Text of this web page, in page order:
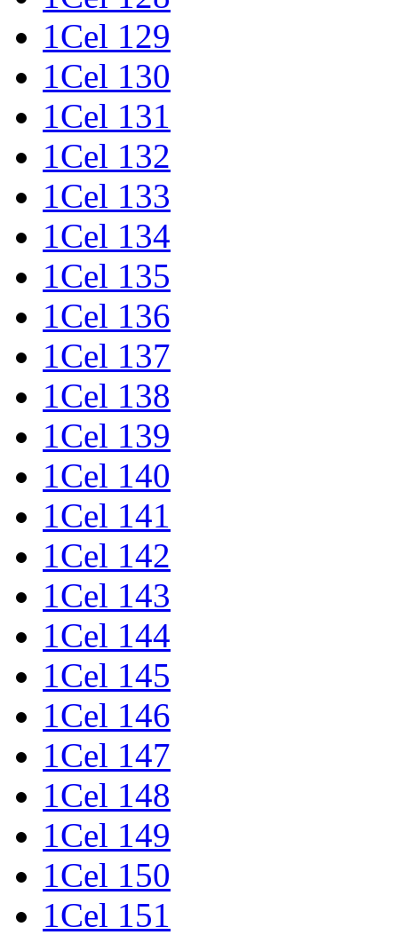
1Cel 129
1Cel 130
1Cel 131
1Cel 132
1Cel 133
1Cel 134
1Cel 135
1Cel 136
1Cel 137
1Cel 138
1Cel 139
1Cel 140
1Cel 141
1Cel 142
1Cel 143
1Cel 144
1Cel 145
1Cel 146
1Cel 147
1Cel 148
1Cel 149
1Cel 150
1Cel 151